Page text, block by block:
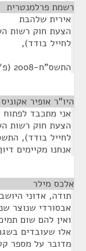
רשמת פרלמנטרית
אירית שלהבת
לחייל בודד),
התשס"ח-2008 (פ/1978)
היו"ר אופיר אקוניס
אני מתכבד
אנחנו מקיימים
אלכס מילר
תודה, אדוני
אבסורדי שנוצר
ואין להם שום
אלו שעובדים
מדובר על מספר